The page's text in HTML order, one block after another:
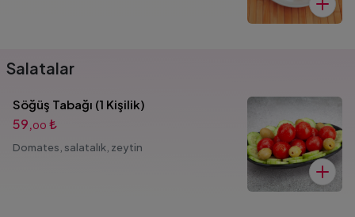
Salatalar
Söğüş Tabağı (1 Kişilik)
59,00 ₺
Domates, salatalık, zeytin